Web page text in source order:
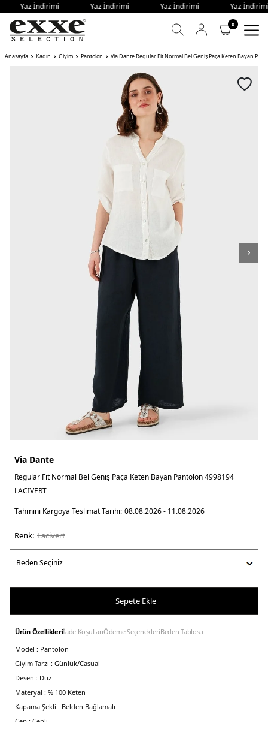
Yaz İndirimi - Yaz İndirimi - Yaz İndirimi - Yaz
0
Anasayfa Kadın Giyim Pantolon Via Dante Regular Fit Normal Bel Geniş Paça Keten Bayan Pantolon
Via Dante
Regular Fit Normal Bel Geniş Paça Keten Bayan Pantolon 4998194
LACİVERT
Tahmini Kargoya Teslimat Tarihi: 08.08.2026 - 11.08.2026
Renk: laci̇vert
Sepete Ekle
Ürün Özellikleriİade KoşullarıÖdeme SeçenekleriBeden Tablosu
Model : Pantolon
Giyim Tarzı : Günlük/Casual
Desen : Düz
Materyal : % 100 Keten
Kapama Şekli : Belden Bağlamalı
Cep : Cepli